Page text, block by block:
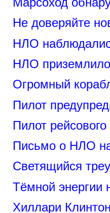
Не доверяйте
НЛО
НЛО
Огромный
Пилот
Пилот
Письмо о НЛО
Светящийся
Тёмной энергии
Хиллари